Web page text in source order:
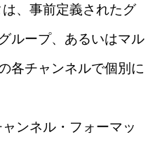
、事前定義されたグ
ループ、あるいはマル
各チャンネルで個別に
ンネル・フォーマッ